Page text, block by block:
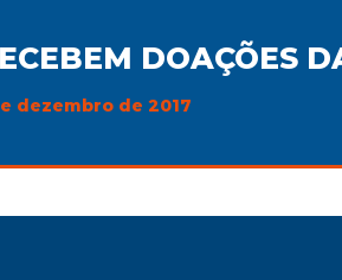
DOAÇÕES
dezembro de 2017